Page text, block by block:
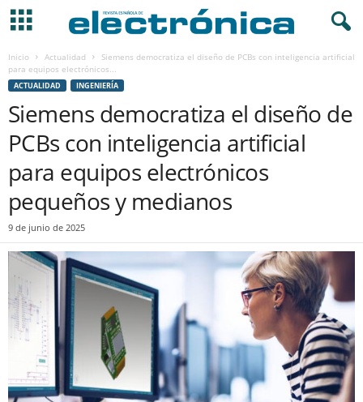
Inicio Actualidad
Siemens democratiza el diseño de PCBs con inteligencia artificial
para equipos electrónicos...
ACTUALIDAD INGENIERÍA
Siemens democratiza el diseño de
PCBs con inteligencia artificial
para equipos electrónicos
pequeños y medianos
9 de junio de 2025